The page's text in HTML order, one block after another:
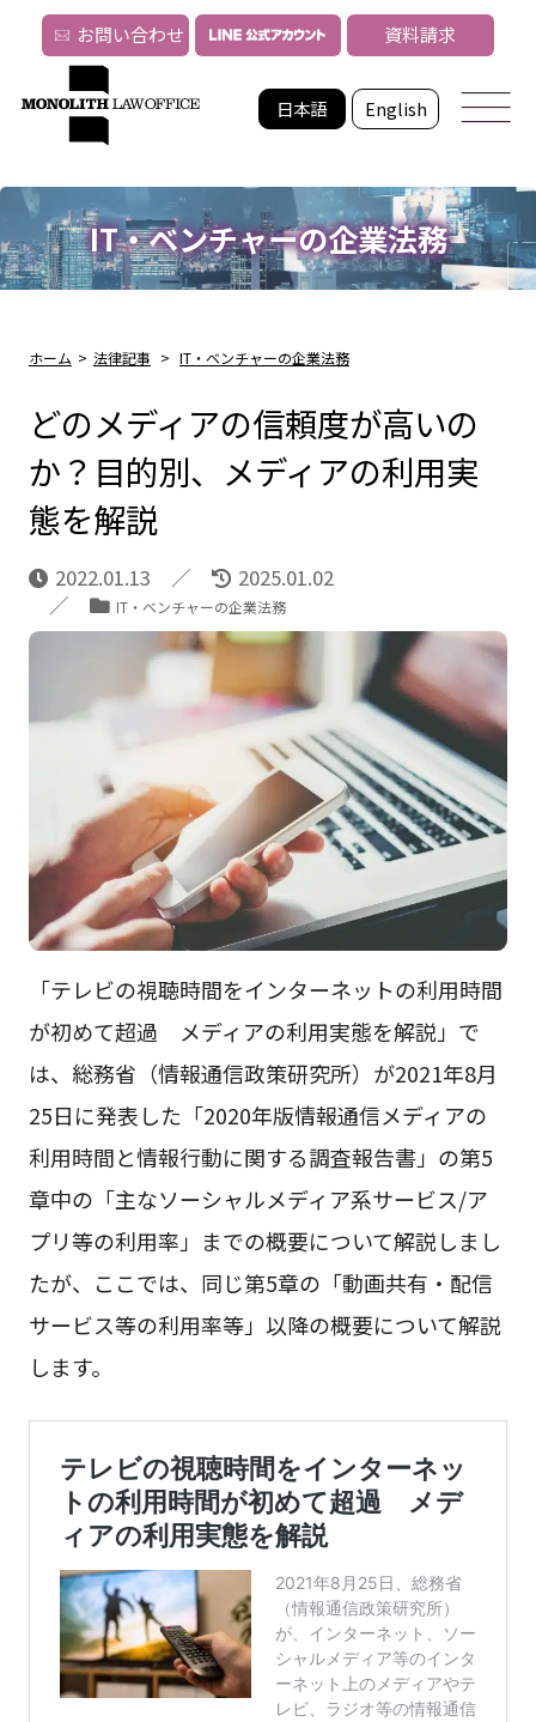
日本語 English
お問い合わせ 資料請求
IT・ベンチャーの企業法務
ホーム > 法律記事 > IT・ベンチャーの企業法務
どのメディアの信頼度が高いの
か？目的別、メディアの利用実
態を解説
2022.01.13 2025.01.02
IT・ベンチャーの企業法務
「テレビの視聴時間をインターネットの利用時間
が初めて超過 メディアの利用実態を解説」で
は、総務省（情報通信政策研究所）が2021年8月
25日に発表した「2020年版情報通信メディアの
利用時間と情報行動に関する調査報告書」の第5
章中の「主なソーシャルメディア系サービス/ア
プリ等の利用率」までの概要について解説しまし
たが、ここでは、同じ第5章の「動画共有・配信
サービス等の利用率等」以降の概要について解説
します。